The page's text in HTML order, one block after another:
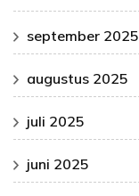
september 2025
augustus 2025
juli 2025
juni 2025